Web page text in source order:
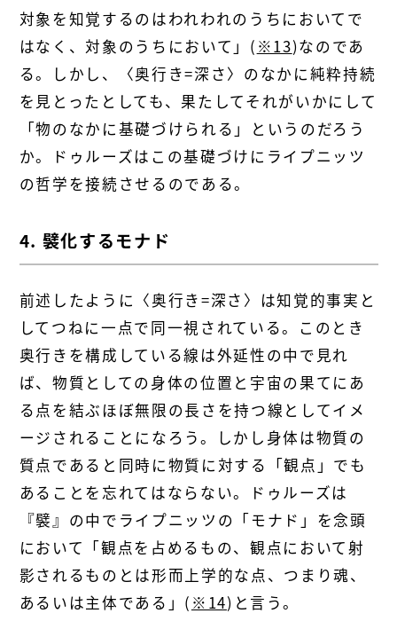
対象を知覚するのはわれわれのうちにおいてで
はなく、対象のうちにおいて」( ※13)なのであ
る。しかし、〈奥行き=深さ〉のなかに純粋持続
を見とったとしても、果たしてそれがいかにして
「物のなかに基礎づけられる」というのだろう
か。ドゥルーズはこの基礎づけにライプニッツ
の哲学を接続させるのである。
4. 襞化するモナド
前述したように〈奥行き=深さ〉は知覚的事実と
してつねに一点で同一視されている。このとき
奥行きを構成している線は外延性の中で見れ
ば、物質としての身体の位置と宇宙の果てにあ
る点を結ぶほぼ無限の長さを持つ線としてイメ
ージされることになろう。しかし身体は物質の
質点であると同時に物質に対する「観点」でも
あることを忘れてはならない。ドゥルーズは
『襞』の中でライプニッツの「モナド」を念頭
において「観点を占めるもの、観点において射
影されるものとは形而上学的な点、つまり魂、
あるいは主体である」( ※14)と言う。